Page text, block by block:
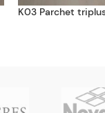
K03 Parchet